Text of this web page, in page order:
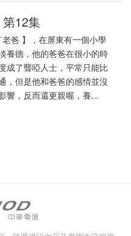
12集
爸 】，在屏東有一個小學
養德，他的爸爸在很小的時
成了聾啞人士，平常只能比
，但是他和爸爸的感情並沒
響，反而還更親喔，養...